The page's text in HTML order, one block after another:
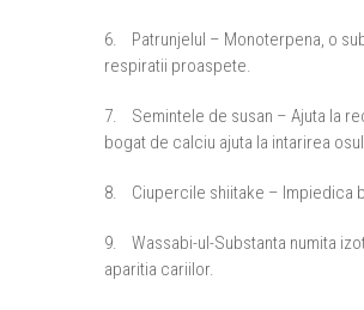
6. Patrunjelul – Monoterpena, o
respiratii proaspete.
7. Semintele de susan – Ajuta la
bogat de calciu ajuta la intarirea
8. Ciupercile shiitake – Impiedica
9. Wassabi-ul-Substanta numita
aparitia cariilor.